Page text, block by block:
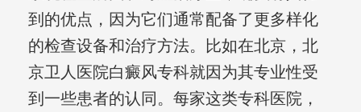
到的优点，因为它们通常配备了更多样化
的检查设备和治疗方法。比如在北京，北
京卫人医院白癜风专科就因为其专业性受
到一些患者的认同。每家这类专科医院，